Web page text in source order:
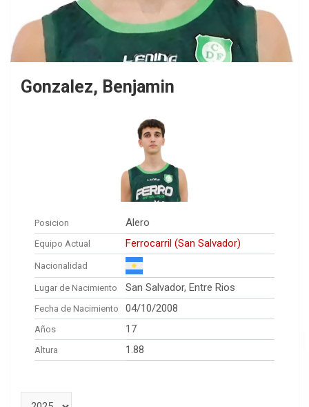
Gonzalez, Benjamin
Posicion Alero
Equipo Actual Ferrocarril (San Salvador)
Nacionalidad
Lugar de Nacimiento San Salvador, Entre Rios
Fecha de Nacimiento 04/10/2008
Años 17
Altura 1.88